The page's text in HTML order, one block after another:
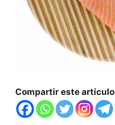
Compartir este artículo